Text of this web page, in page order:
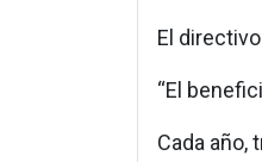
El
“El
Cada año,